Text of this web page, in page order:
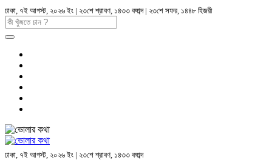
ঢাকা, ৭ই আগস্ট, ২০২৬ ইং | ২৩শে শ্রাবণ, ১৪৩৩ বঙ্গাব্দ | ২৩শে সফর, ১৪৪৮ হিজরী
ঢাকা, ৭ই আগস্ট, ২০২৬ ইং | ২৩শে শ্রাবণ, ১৪৩৩ বঙ্গাব্দ